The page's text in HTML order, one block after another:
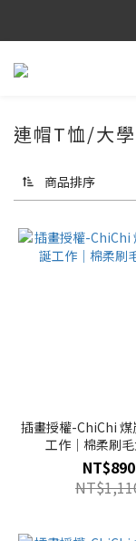
連帽T恤/大
商品排序
插畫授權-ChiChi 煤
工作｜棉柔刷
NT$890